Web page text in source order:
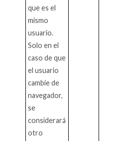
que es el
mismo
usuario.
Solo en el
caso de que
el usuario
cambie de
navegador,
se
considerará
otro